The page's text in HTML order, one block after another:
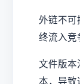
外链不可
终流入竞
文件版本
本，导致